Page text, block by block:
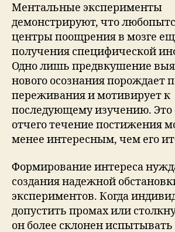
Ментальные эксперименты
демонстрируют, что
центры поощрения в мозге
получения специфической
Одно лишь предвкушение
нового осознания порождает
переживания и мотивирует к
последующему изучению. Это
отчего течение постижения
менее интересным, чем его
Формирование интереса
создания надежной
экспериментов. Когда
допустить промах или
он более склонен испытывать